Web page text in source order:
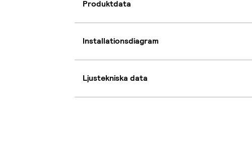
Produktdata
Installationsdiagram
Ljustekniska data